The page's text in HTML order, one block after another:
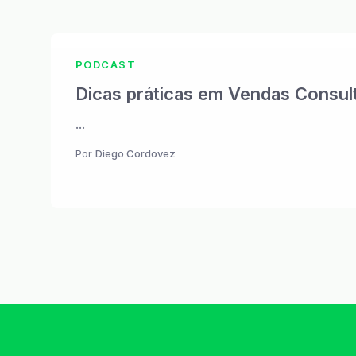
PODCAST
Dicas práticas em Vendas
...
Por Diego Cordovez